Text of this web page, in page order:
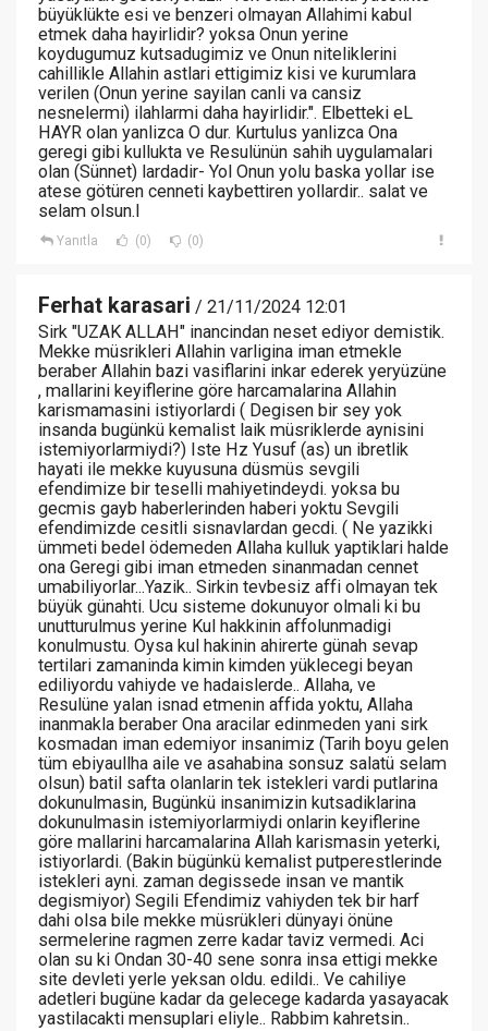
büyüklükte esi ve benzeri olmayan Allahimi kabul
etmek daha hayirlidir? yoksa Onun yerine
koydugumuz kutsadugimiz ve Onun niteliklerini
cahillikle Allahin astlari ettigimiz kisi ve kurumlara
verilen (Onun yerine sayilan canli va cansiz
nesnelermi) ilahlarmi daha hayirlidir.". Elbetteki eL
HAYR olan yanlizca O dur. Kurtulus yanlizca Ona
geregi gibi kullukta ve Resulünün sahih uygulamalari
olan (Sünnet) lardadir- Yol Onun yolu baska yollar ise
atese götüren cenneti kaybettiren yollardir.. salat ve
selam olsun.l
Yanıtla (0) (0)
Ferhat karasari / 21/11/2024 12:01
Sirk "UZAK ALLAH" inancindan neset ediyor demistik.
Mekke müsrikleri Allahin varligina iman etmekle
beraber Allahin bazi vasiflarini inkar ederek yeryüzüne
, mallarini keyiflerine göre harcamalarina Allahin
karismamasini istiyorlardi ( Degisen bir sey yok
insanda bugünkü kemalist laik müsriklerde aynisini
istemiyorlarmiydi?) Iste Hz Yusuf (as) un ibretlik
hayati ile mekke kuyusuna düsmüs sevgili
efendimize bir teselli mahiyetindeydi. yoksa bu
gecmis gayb haberlerinden haberi yoktu Sevgili
efendimizde cesitli sisnavlardan gecdi. ( Ne yazikki
ümmeti bedel ödemeden Allaha kulluk yaptiklari halde
ona Geregi gibi iman etmeden sinanmadan cennet
umabiliyorlar...Yazik.. Sirkin tevbesiz affi olmayan tek
büyük günahti. Ucu sisteme dokunuyor olmali ki bu
unutturulmus yerine Kul hakkinin affolunmadigi
konulmustu. Oysa kul hakinin ahirerte günah sevap
tertilari zamaninda kimin kimden yüklecegi beyan
ediliyordu vahiyde ve hadaislerde.. Allaha, ve
Resulüne yalan isnad etmenin affida yoktu, Allaha
inanmakla beraber Ona aracilar edinmeden yani sirk
kosmadan iman edemiyor insanimiz (Tarih boyu gelen
tüm ebiyaullha aile ve asahabina sonsuz salatü selam
olsun) batil safta olanlarin tek istekleri vardi putlarina
dokunulmasin, Bugünkü insanimizin kutsadiklarina
dokunulmasin istemiyorlarmiydi onlarin keyiflerine
göre mallarini harcamalarina Allah karismasin yeterki,
istiyorlardi. (Bakin bügünkü kemalist putperestlerinde
istekleri ayni. zaman degissede insan ve mantik
degismiyor) Segili Efendimiz vahiyden tek bir harf
dahi olsa bile mekke müsrükleri dünyayi önüne
sermelerine ragmen zerre kadar taviz vermedi. Aci
olan su ki Ondan 30-40 sene sonra insa ettigi mekke
site devleti yerle yeksan oldu. edildi.. Ve cahiliye
adetleri bugüne kadar da gelecege kadarda yasayacak
yastilacakti mensuplari eliyle.. Rabbim kahretsin..